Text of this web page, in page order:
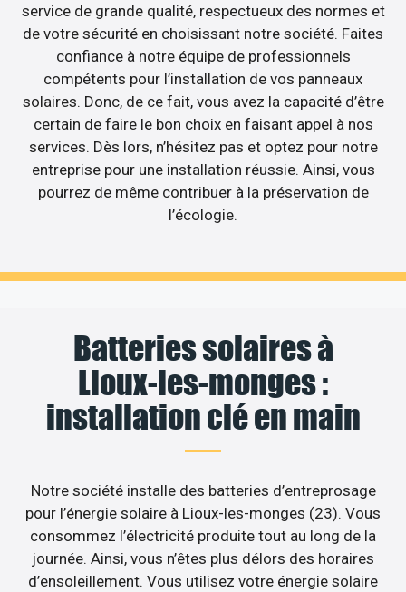
service de grande qualité, respectueux des normes et
de votre sécurité en choisissant notre société. Faites
confiance à notre équipe de professionnels
compétents pour l’installation de vos panneaux
solaires. Donc, de ce fait, vous avez la capacité d’être
certain de faire le bon choix en faisant appel à nos
services. Dès lors, n’hésitez pas et optez pour notre
entreprise pour une installation réussie. Ainsi, vous
pourrez de même contribuer à la préservation de
l’écologie.
Batteries solaires à
Lioux-les-monges :
installation clé en main
Notre société installe des batteries d’entreprosage
pour l’énergie solaire à Lioux-les-monges (23). Vous
consommez l’électricité produite tout au long de la
journée. Ainsi, vous n’êtes plus délors des horaires
d’ensoleillement. Vous utilisez votre énergie solaire